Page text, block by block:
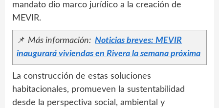
mandato dio marco jurídico a la creación de
MEVIR.
📌 Más información: Noticias breves: MEVIR
inaugurará viviendas en Rivera la semana próxima
La construcción de estas soluciones
habitacionales, promueven la sustentabilidad
desde la perspectiva social, ambiental y